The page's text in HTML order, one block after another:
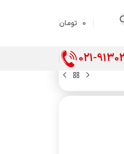
0 تومان
021-